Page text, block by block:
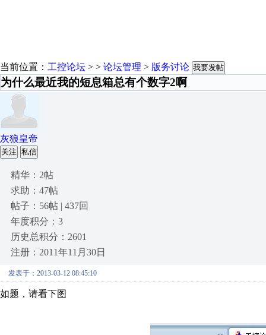
当前位置： 工控论坛 > > 论坛管理 > 版务讨论 我要发帖
为什么最近我的短息箱总有个数字2啊
灰狼皇帝
关注 私信
精华：2帖
求助：47帖
帖子：56帖 | 437回
年度积分：3
历史总积分：2601
注册：2011年11月30日
发表于：2013-03-12 08:45:10
如题，请看下图